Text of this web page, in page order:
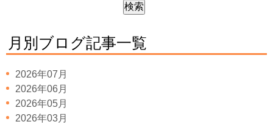
月別ブログ記事一覧
2026年07月
2026年06月
2026年05月
2026年03月